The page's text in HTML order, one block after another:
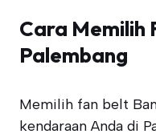
Cara Memilih
Palembang
Memilih fan belt
kendaraan Anda di